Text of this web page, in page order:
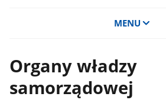
MENU
Organy władzy
samorządowej